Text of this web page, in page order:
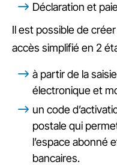
Déclaration et
Il est possible de
accès simplifié en 2
à partir de la
électronique et
un code
postale qui
l’espace abonné
bancaires.